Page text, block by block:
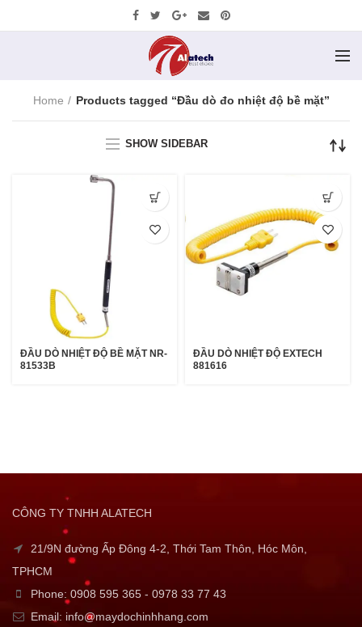
Home Products tagged “Đầu dò đo nhiệt độ bề mặt”
SHOW SIDEBAR
ĐẦU DÒ NHIỆT ĐỘ BỀ MẶT NR-
81533B
ĐẦU DÒ NHIỆT ĐỘ EXTECH
881616
CÔNG TY TNHH ALATECH
21/9N đường Ấp Đông 4-2, Thới Tam Thôn, Hóc Môn,
TPHCM
Phone: 0908 595 365 - 0978 33 77 43
Email: info@maydochinhhang.com